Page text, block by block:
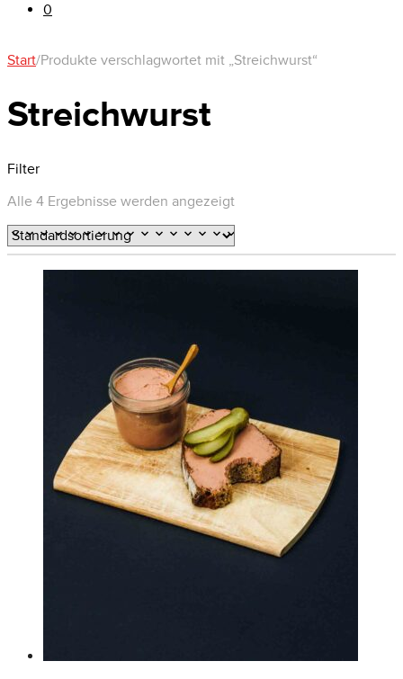
0
Start/Produkte verschlagwortet mit „Streichwurst“
Streichwurst
Filter
Alle 4 Ergebnisse werden angezeigt